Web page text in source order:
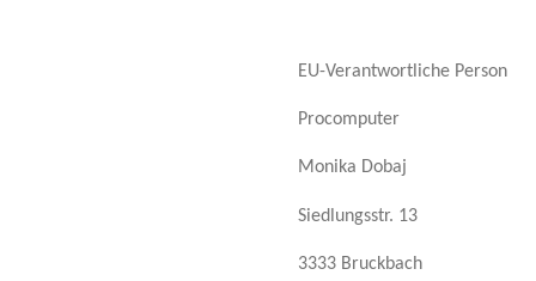
EU-Verantwortliche Person
Procomputer
Monika Dobaj
Siedlungsstr. 13
3333 Bruckbach